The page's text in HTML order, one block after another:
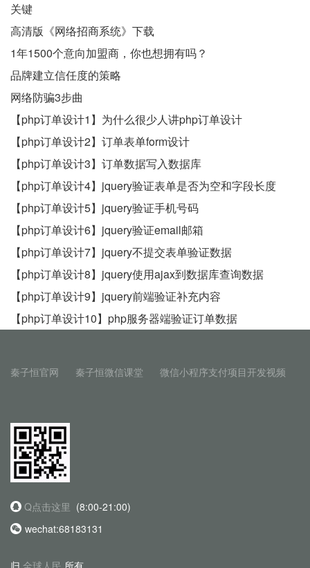
关键
高清版《网络招商系统》下载
1年1500个意向加盟商，你也想拥有吗？
品牌建立信任度的策略
网络防骗3步曲
【php订单设计1】为什么很少人讲php订单设计
【php订单设计2】订单表单form设计
【php订单设计3】订单数据写入数据库
【php订单设计4】jquery验证表单是否为空和字段长度
【php订单设计5】jquery验证手机号码
【php订单设计6】jquery验证email邮箱
【php订单设计7】jquery不提交表单验证数据
【php订单设计8】jquery使用ajax到数据库查询数据
【php订单设计9】jquery前端验证补充内容
【php订单设计10】php服务器端验证订单数据
秦子恒官网 秦子恒微信课堂 微信小程序支付项目开发视频
Q点击这里 (8:00-21:00)
wechat:68183131